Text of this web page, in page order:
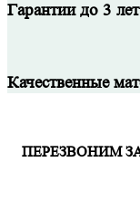
Гарантии до 3 лет
Качественные
ПЕРЕЗВОНИМ